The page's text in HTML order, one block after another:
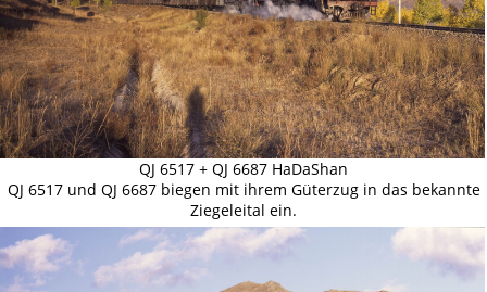
QJ 6517 + QJ 6687 HaDaShan
QJ 6517 und QJ 6687 biegen mit ihrem Güterzug in das bekannte
Ziegeleital ein.